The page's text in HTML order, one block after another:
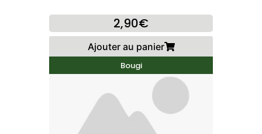
2,90€
Ajouter au panier
Bougi